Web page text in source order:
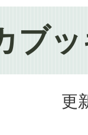
ブ
更